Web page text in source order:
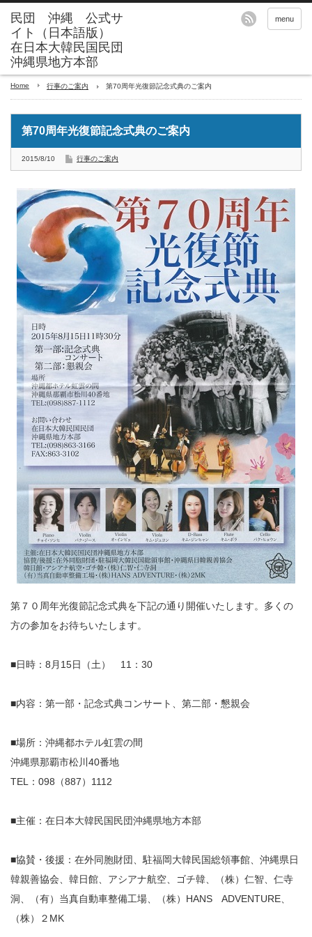
menu
Home 行事のご案内 第70周年光復節記念式典のご案内
第70周年光復節記念式典のご案内
2015/8/10 行事のご案内
第７０周年光復節記念式典を下記の通り開催いたします。多くの
方の参加をお待ちいたします。
■日時：8月15日（土） 11：30
■内容：第一部・記念式典コンサート、第二部・懇親会
■場所：沖縄都ホテル虹雲の間
沖縄県那覇市松川40番地
TEL：098（887）1112
■主催：在日本大韓民国民団沖縄県地方本部
■協賛・後援：在外同胞財団、駐福岡大韓民国総領事館、沖縄県日
韓親善協会、韓日館、アシアナ航空、ゴチ韓、（株）仁智、仁寺
洞、（有）当真自動車整備工場、（株）HANS ADVENTURE、
（株）２MK